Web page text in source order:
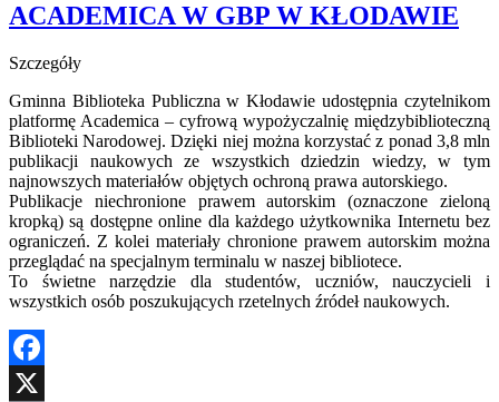
ACADEMICA W GBP W KŁODAWIE
Szczegóły
Gminna Biblioteka Publiczna w Kłodawie udostępnia czytelnikom
platformę Academica – cyfrową wypożyczalnię międzybiblioteczną
Biblioteki Narodowej. Dzięki niej można korzystać z ponad 3,8 mln
publikacji naukowych ze wszystkich dziedzin wiedzy, w tym
najnowszych materiałów objętych ochroną prawa autorskiego.
Publikacje niechronione prawem autorskim (oznaczone zieloną
kropką) są dostępne online dla każdego użytkownika Internetu bez
ograniczeń. Z kolei materiały chronione prawem autorskim można
przeglądać na specjalnym terminalu w naszej bibliotece.
To świetne narzędzie dla studentów, uczniów, nauczycieli i
wszystkich osób poszukujących rzetelnych źródeł naukowych.
Facebook